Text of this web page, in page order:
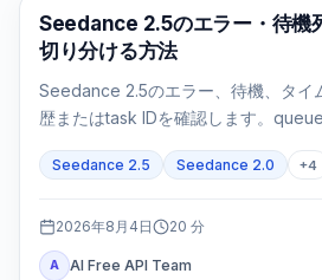
AI 動画生成
Seedance 2.5のエラー・待機
切り分ける方法
Seedance 2.5のエラー、待機、タイ
歴またはtask IDを確認します。
Seedance 2.5 Seedance 2.0 +4
2026年8月4日 20 分
A AI Free API Team